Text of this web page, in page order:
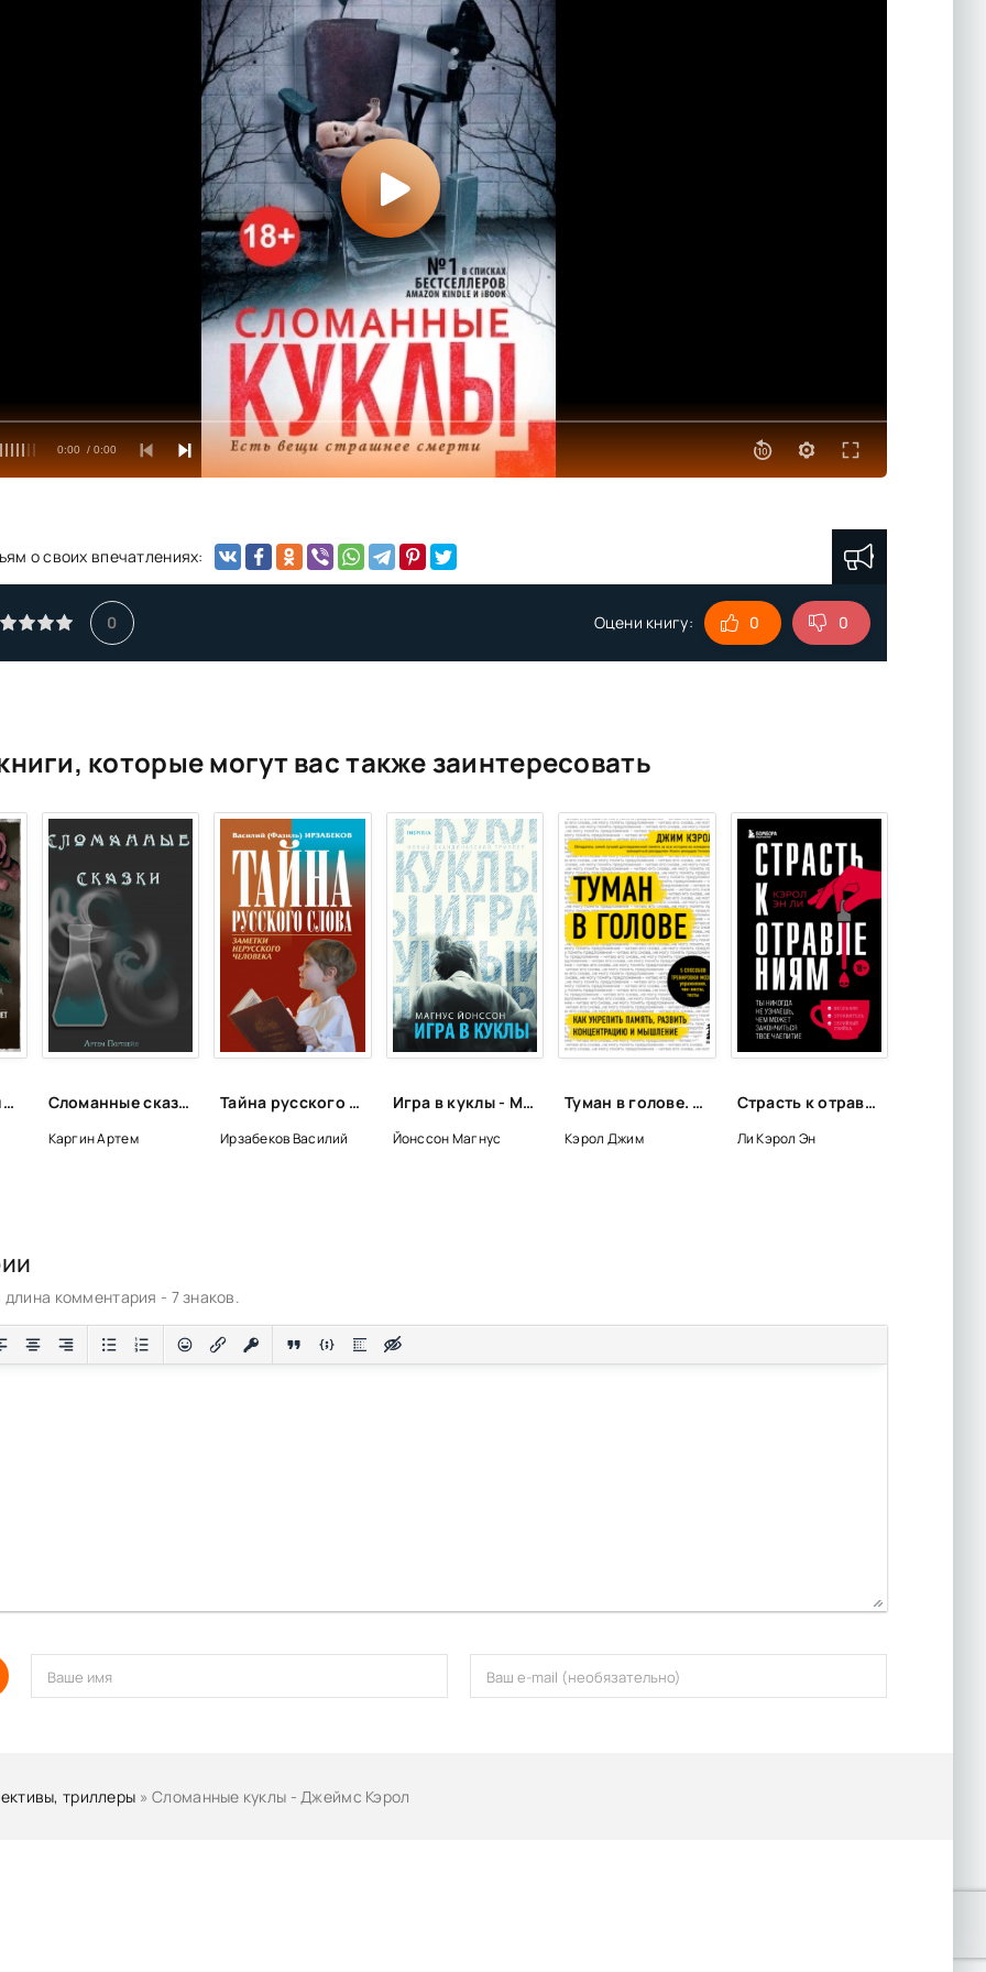
0:00 / 0:00
о своих впечатлениях:
0 Оцени книгу: 0 0
которые могут вас также заинтересовать
Истории женщин-серийных убийц, рассказанные ими самими - Микки Нокс Сломанные сказки - Артем Каргин
Каргин Артем
Тайна русского слова - Василий Ирзабеков
Ирзабеков Василий
Игра в куклы - Магнус Йонссон
Йонссон Магнус
Туман в голове. Как укрепить память, развить концентрацию и мышление - Джим Кэрол
Кэрол Джим
Страсть к отравлениям. Ты никогда не узнаешь, чем может закончиться твое чаепитие - Кэрол Эн Ли
Ли Кэрол Эн
комментария - 7 знаков.
триллеры » Сломанные куклы - Джеймс Кэрол